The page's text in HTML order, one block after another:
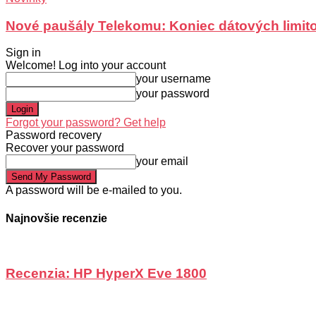
Nové paušály Telekomu: Koniec dátových
Sign in
Welcome! Log into your account
your username
your password
Forgot your password? Get help
Password recovery
Recover your password
your email
A password will be e-mailed to you.
Najnovšie recenzie
Recenzia: HP HyperX Eve 1800